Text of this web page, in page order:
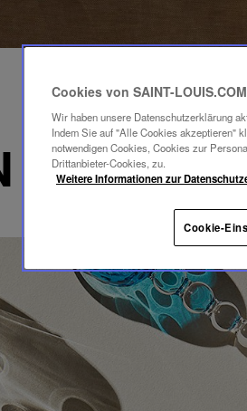
Cookies von SAINT-LOUIS.COM
Wir haben unsere Datenschutzerklärung
Indem Sie auf "Alle Cookies akzeptieren"
notwendigen Cookies, Cookies zur
Drittanbieter-Cookies, zu.
Weitere Informationen zur
Cookie-